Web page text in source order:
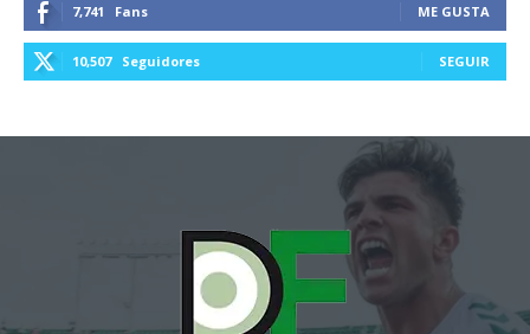
7,741 Fans ME GUSTA
10,507 Seguidores SEGUIR